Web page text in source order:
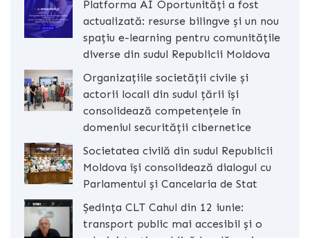
Platforma AI Oportunități a fost
actualizată: resurse bilingve și un nou
spațiu e-learning pentru comunitățile
diverse din sudul Republicii Moldova
Organizațiile societății civile și
actorii locali din sudul țării își
consolidează competențele în
domeniul securității cibernetice
Societatea civilă din sudul Republicii
Moldova își consolidează dialogul cu
Parlamentul și Cancelaria de Stat
Ședința CLT Cahul din 12 iunie:
transport public mai accesibil și o